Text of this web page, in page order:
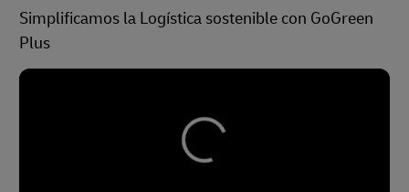
Simplificamos la Logística sostenible con GoGreen
Plus